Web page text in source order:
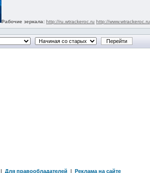
Рабочие зеркала: http://ru.wtrackeroc.ru http://www.wtrackeroc.ru
| Для правообладателей | Реклама на сайте